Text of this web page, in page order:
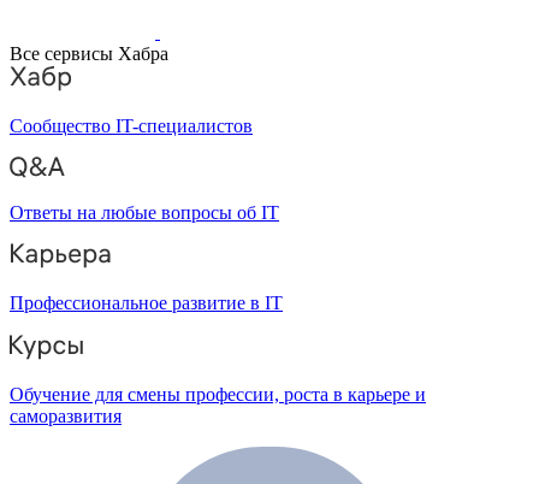
Все сервисы Хабра
Сообщество IT-специалистов
Ответы на любые вопросы об IT
Профессиональное развитие в IT
Обучение для смены профессии, роста в карьере и
саморазвития